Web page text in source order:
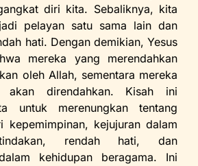
diri kita. Sebaliknya, kita
pelayan satu sama lain dan
hati. Dengan demikian, Yesus
mereka yang merendahkan
oleh Allah, sementara mereka
akan direndahkan. Kisah ini
untuk merenungkan tentang
kepemimpinan, kejujuran dalam
rendah hati, dan
kehidupan beragama. Ini